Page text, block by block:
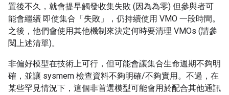
置後不久，就會提早觸發收集失敗 (因為為零) 但參與者可
能會繼續 即使集合「失敗」，仍持續使用 VMO 一段時間。
之後，他們會使用其他機制來決定何時要清理 VMOs (請參
閱上述清單)。
非偏好模型在技術上可行，但可能會讓集合生命週期不夠明
確，並讓 sysmem 檢查資料不夠明確/不夠實用。不過，在
某些罕見情況下，這個非首選模型可能會用於配合其他通訊